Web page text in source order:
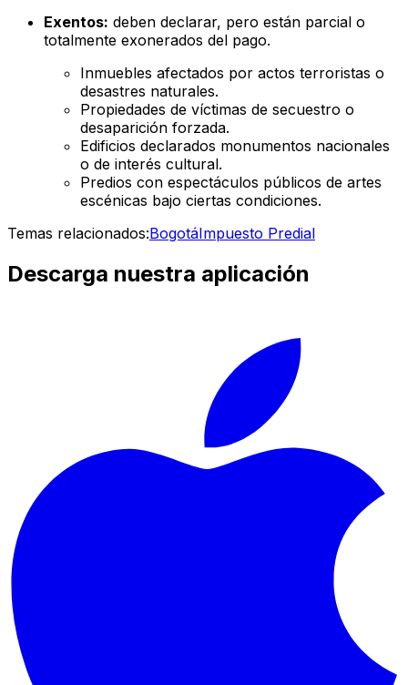
Exentos: deben declarar, pero están parcial o
totalmente exonerados del pago.
Inmuebles afectados por actos terroristas o
desastres naturales.
Propiedades de víctimas de secuestro o
desaparición forzada.
Edificios declarados monumentos nacionales
o de interés cultural.
Predios con espectáculos públicos de artes
escénicas bajo ciertas condiciones.
Temas relacionados:BogotáImpuesto Predial
Descarga nuestra aplicación